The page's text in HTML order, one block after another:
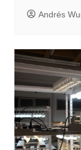
Andrés